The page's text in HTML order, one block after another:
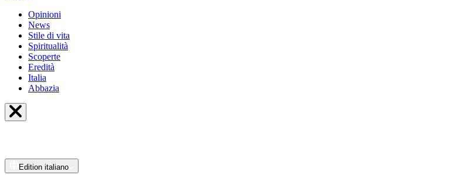
Opinioni
News
Stile di vita
Spiritualità
Scoperte
Eredità
Italia
Abbazia
Edition italiano